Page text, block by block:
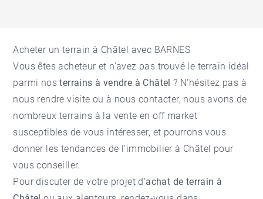
Acheter un terrain à Châtel avec BARNES
Vous êtes acheteur et n'avez pas trouvé le terrain idéal
parmi nosterrains à vendre à Châtel ? N'hésitez pas à
nous rendre visite ou à nous contacter, nous avons de
nombreux terrains à la vente en off market
susceptibles de vous intéresser, et pourrons vous
donner les tendances de l'immobilier à Châtel pour
vous conseiller.
Pour discuter de votre projet d'achat de terrain à